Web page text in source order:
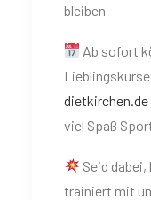
bleiben
Ab sofort
dietkirchen.de
viel Spaß
Seid
trainiert mit